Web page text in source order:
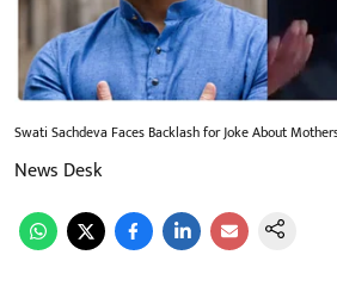
Swati Sachdeva Faces Backlash for Joke About
News Desk